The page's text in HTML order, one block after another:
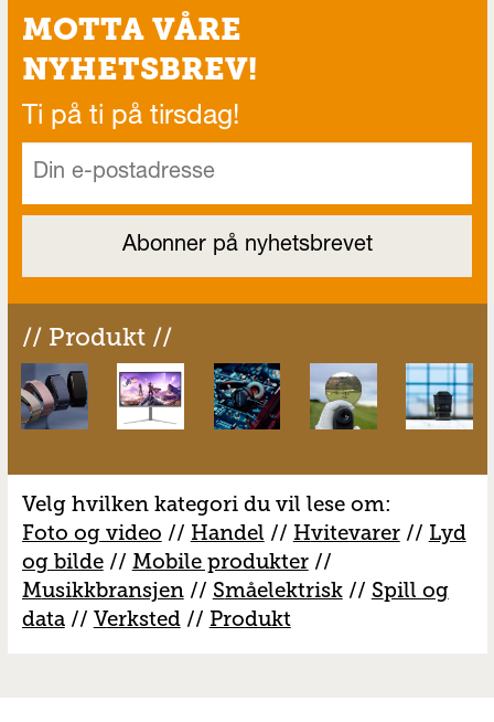
MOTTA VÅRE
NYHETSBREV!
Ti på ti på tirsdag!
// Produkt //
Velg hvilken kategori du vil lese om:
Foto og video // Handel // Hvitevarer// Lyd
og bilde// Mobile produkter//
Musikkbransjen// Småelektrisk// Spill og
data// Verksted// Produkt